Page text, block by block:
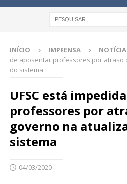
INÍCIO IMPRENSA
de aposentar professores por atraso
do sistema
UFSC está
professores por
governo na
sistema
04/03/2020